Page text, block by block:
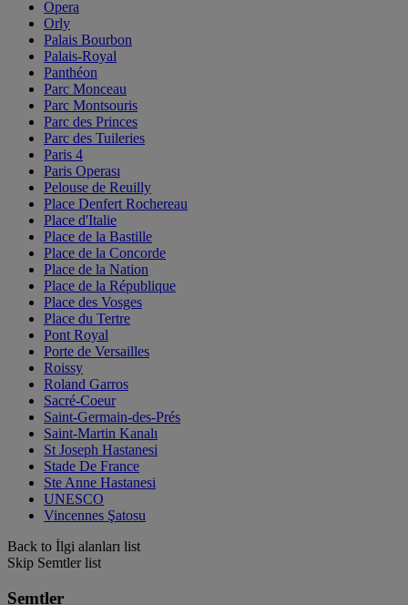
Opera
Orly
Palais Bourbon
Palais-Royal
Panthéon
Parc Monceau
Parc Montsouris
Parc des Princes
Parc des Tuileries
Paris 4
Paris Operası
Pelouse de Reuilly
Place Denfert Rochereau
Place d'Italie
Place de la Bastille
Place de la Concorde
Place de la Nation
Place de la République
Place des Vosges
Place du Tertre
Pont Royal
Porte de Versailles
Roissy
Roland Garros
Sacré-Coeur
Saint-Germain-des-Prés
Saint-Martin Kanalı
St Joseph Hastanesi
Stade De France
Ste Anne Hastanesi
UNESCO
Vincennes Şatosu
Back to İlgi alanları list
Skip Semtler list
Semtler